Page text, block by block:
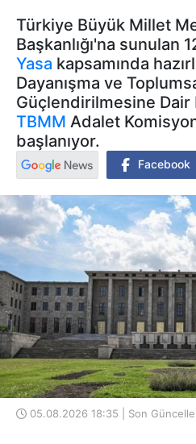
Türkiye Büyük Millet
Başkanlığı'na sunulan
Yasa kapsamında
Dayanışma ve
Güçlendirilmesine Dair
TBMM Adalet
başlanıyor.
Facebook
05.08.2026 18:35 | Son